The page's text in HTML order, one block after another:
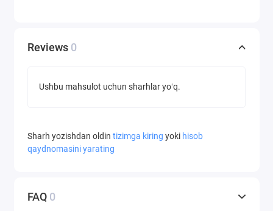
Reviews 0
Ushbu mahsulot uchun sharhlar yoʻq.
Sharh yozishdan oldin tizimga kiring yoki hisob
qaydnomasini yarating
FAQ 0